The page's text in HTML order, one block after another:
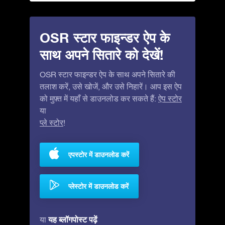
OSR स्टार फाइन्डर ऐप के
साथ अपने सितारे को देखें!
OSR स्टार फाइन्डर ऐप के साथ अपने सितारे की
तलाश करें, उसे खोजें, और उसे निहारें। आप इस ऐप
को मुफ़्त में यहाँ से डाउनलोड कर सकते हैं: ऐप स्टोर
या
प्ले स्टोर!
एपस्टोर में डाउनलोड करें
प्लेस्टोर में डाउनलोड करें
यायह ब्लॉगपोस्ट पढ़ें